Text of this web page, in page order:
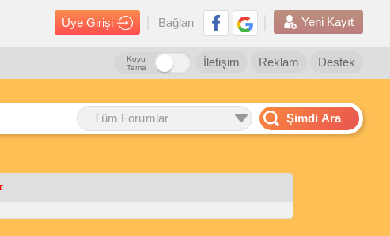
Üye Girişi Bağlan Yeni Kayıt
Destek
Reklam
İletişim
Koyu
Tema
Tüm Forumlar Şimdi Ara